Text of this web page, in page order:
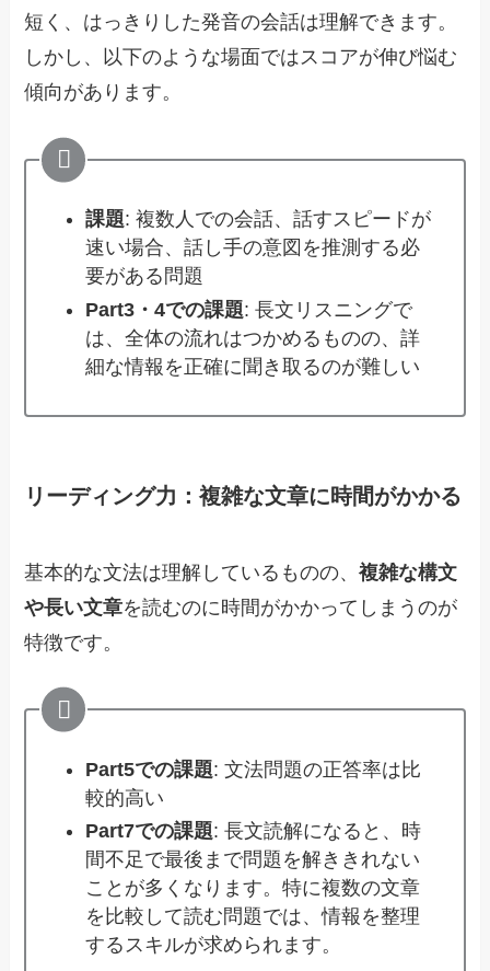
短く、はっきりした発音の会話は理解できます。
しかし、以下のような場面ではスコアが伸び悩む
傾向があります。
課題: 複数人での会話、話すスピードが
速い場合、話し手の意図を推測する必
要がある問題
Part3・4での課題: 長文リスニングで
は、全体の流れはつかめるものの、詳
細な情報を正確に聞き取るのが難しい
リーディング力：複雑な文章に時間がかかる
基本的な文法は理解しているものの、複雑な構文
や長い文章を読むのに時間がかかってしまうのが
特徴です。
Part5での課題: 文法問題の正答率は比
較的高い
Part7での課題: 長文読解になると、時
間不足で最後まで問題を解ききれない
ことが多くなります。特に複数の文章
を比較して読む問題では、情報を整理
するスキルが求められます。